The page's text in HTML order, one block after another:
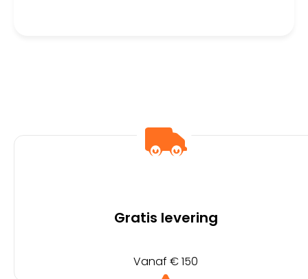
Gratis levering
Vanaf € 150